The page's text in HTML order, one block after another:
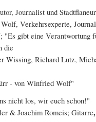
Journalist und
Verkehrsexperte,
"Es gibt eine Verantwortung
die
Wissing, Richard Lutz,
- von Winfried Wolf"
nicht los, wir euch schon!"
& Joachim Romeis; Gitarre,